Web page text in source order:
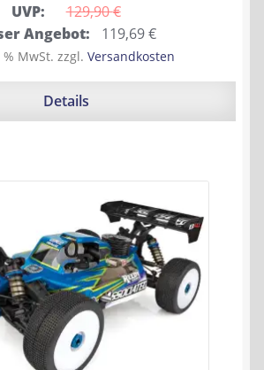
UVP: 129,90 €
Angebot: 119,69€Aktueller
Preis
ist:
MwSt. zzgl. Versandkosten
Details